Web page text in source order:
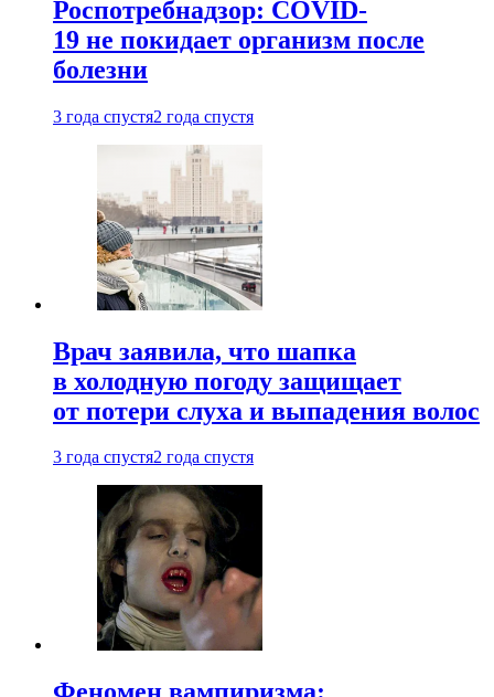
Роспотребнадзор: COVID-
19 не покидает организм после
болезни
3 года спустя2 года спустя
Врач заявила, что шапка
в холодную погоду защищает
от потери слуха и выпадения волос
3 года спустя2 года спустя